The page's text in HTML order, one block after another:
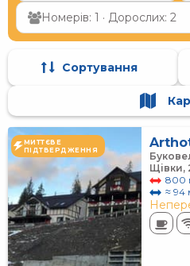
Номерів: 1 · Дорослих: 2
Сортування
МИТТЄВЕ
ПІДТВЕРДЖЕННЯ
Щівки,
800
≈ 94